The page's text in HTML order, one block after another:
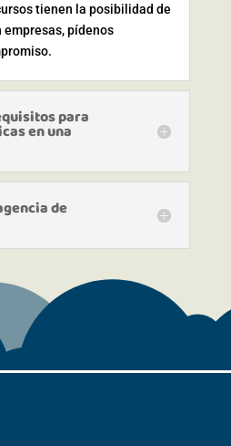
tienen la posibilidad de
pídenos
para
en una
de